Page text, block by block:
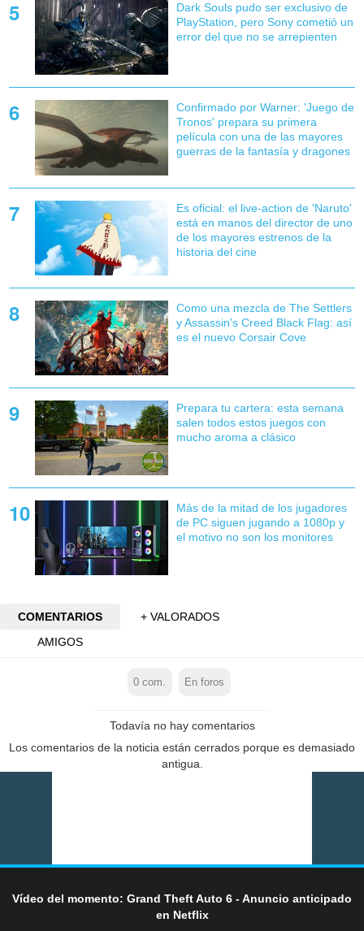
Dark Souls pudo ser exclusivo de
PlayStation, pero Sony cometió un
error del que no se arrepienten
Confirmado por Warner: 'Juego de
Tronos' prepara su primera
película con una de las mayores
guerras de la fantasía y dragones
Es oficial: el live-action de 'Naruto'
está en manos del director de uno
de los mayores estrenos de la
historia del cine
Como una mezcla de The Settlers
y Assassin's Creed Black Flag: así
es el nuevo Corsair Cove
Prepara tu cartera: esta semana
salen todos estos juegos con
mucho aroma a clásico
Más de la mitad de los jugadores
de PC siguen jugando a 1080p y
el motivo no son los monitores
COMENTARIOS
+ VALORADOS
AMIGOS
0 com. En foros
Todavía no hay comentarios
Los comentarios de la noticia están cerrados porque es demasiado
antigua.
Vídeo del momento: Grand Theft Auto 6 - Anuncio anticipado
en Netflix